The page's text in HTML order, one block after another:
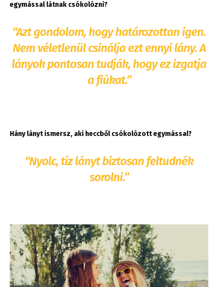
egymással látnak csókolózni?
“Azt gondolom, hogy határozottan igen.
Nem véletlenül csinálja ezt ennyi lány. A
lányok pontosan tudják, hogy ez izgatja
a fiúkat.”
Hány lányt ismersz, aki heccből csókolózott egymással?
“Nyolc, tíz lányt biztosan feltudnék
sorolni.”